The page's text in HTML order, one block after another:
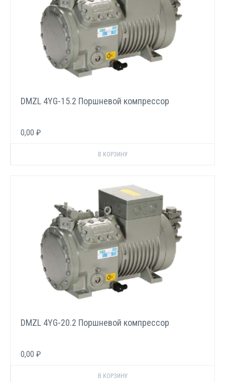
DMZL 4YG-15.2 Поршневой компрессор
0,00 ₽
DMZL 4YG-20.2 Поршневой компрессор
0,00 ₽